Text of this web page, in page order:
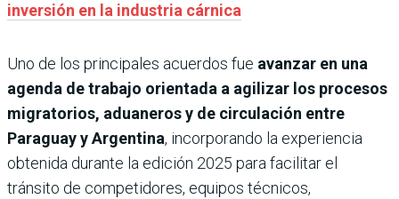
inversión en la industria cárnica
Uno de los principales acuerdos fue avanzar en una
agenda de trabajo orientada a agilizar los procesos
migratorios, aduaneros y de circulación entre
Paraguay y Argentina, incorporando la experiencia
obtenida durante la edición 2025 para facilitar el
tránsito de competidores, equipos técnicos,